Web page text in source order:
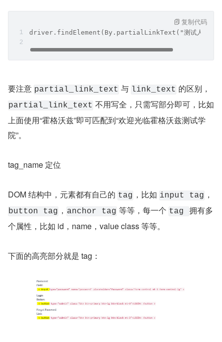
driver.findElement(By.partialLinkText("测试人社区
复制代码
要注意 partial_link_text 与 link_text 的区别，
partial_link_text 不用写全，只需写部分即可，比如
上面使用“霍格沃兹”即可匹配到“欢迎光临霍格沃兹测试学
院”。
tag_name 定位
DOM 结构中，元素都有自己的 tag ，比如 input tag ，
button tag ， anchor tag 等等，每一个 tag 拥有多
个属性，比如 id，name，value class 等等。
下面的高亮部分就是 tag：